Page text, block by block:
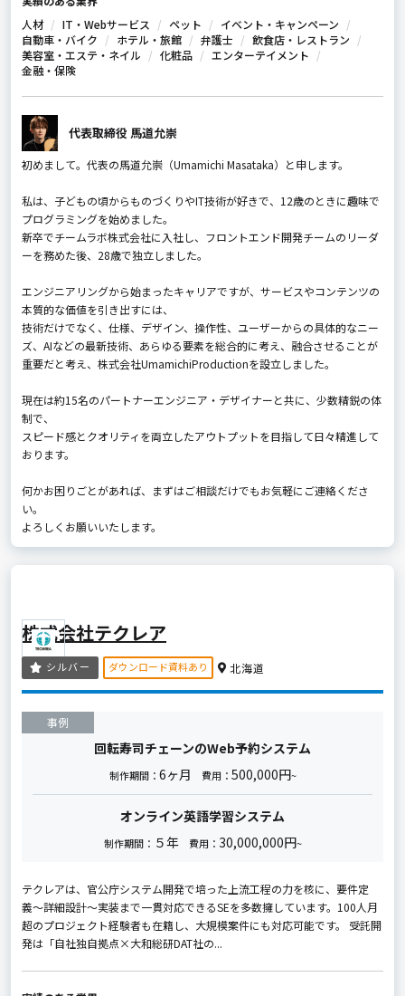
人材
IT・Webサービス ペット
イベント・キャンペーン
自動車・バイク
ホテル・旅館 弁護士
飲食店・レストラン
美容室・エステ・ネイル
化粧品
エンターテイメント
金融・保険
代表取締役 馬道允崇
初めまして。代表の馬道允崇（Umamichi Masataka）と申します。
私は、子どもの頃からものづくりやIT技術が好きで、12歳のときに趣味で
プログラミングを始めました。
新卒でチームラボ株式会社に入社し、フロントエンド開発チームのリーダ
ーを務めた後、28歳で独立しました。
エンジニアリングから始まったキャリアですが、サービスやコンテンツの
本質的な価値を引き出すには、
技術だけでなく、仕様、デザイン、操作性、ユーザーからの具体的なニー
ズ、AIなどの最新技術、あらゆる要素を総合的に考え、融合させることが
重要だと考え、株式会社UmamichiProductionを設立しました。
現在は約15名のパートナーエンジニア・デザイナーと共に、少数精鋭の体
制で、
スピード感とクオリティを両立したアウトプットを目指して日々精進して
おります。
何かお困りごとがあれば、まずはご相談だけでもお気軽にご連絡くださ
い。
よろしくお願いいたします。
株式会社テクレア
シルバー ダウンロード資料あり 北海道
事例
回転寿司チェーンのWeb予約システム
制作期間： 6ヶ月 費用： 500,000円~
オンライン英語学習システム
制作期間： ５年費用： 30,000,000円~
テクレアは、官公庁システム開発で培った上流工程の力を核に、要件定
義〜詳細設計〜実装まで一貫対応できるSEを多数擁しています。100人月
超のプロジェクト経験者も在籍し、大規模案件にも対応可能です。 受託開
発は「自社独自拠点×大和総研DAT社の...